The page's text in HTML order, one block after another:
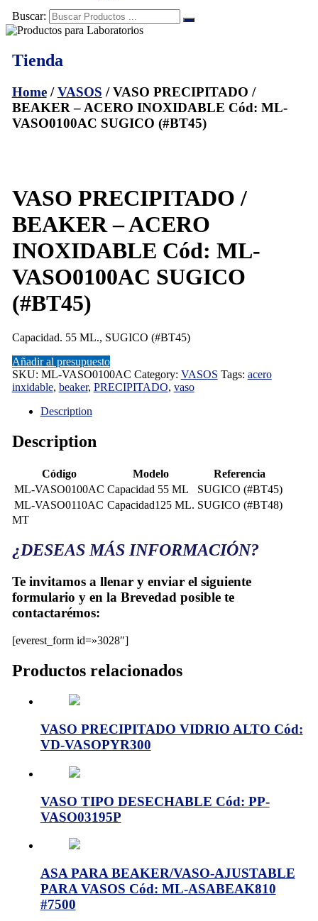
Buscar:
Tienda
Home/VASOS / VASO PRECIPITADO /
BEAKER – ACERO INOXIDABLE Cód: ML-
VASO0100AC SUGICO (#BT45)
VASO PRECIPITADO /
BEAKER – ACERO
INOXIDABLE Cód: ML-
VASO0100AC SUGICO
(#BT45)
Capacidad. 55 ML., SUGICO (#BT45)
Añadir al presupuesto
SKU: ML-VASO0100AC Category: VASOS Tags: acero
inxidable, beaker, PRECIPITADO, vaso
Description
Description
Código Modelo
Referencia
ML-VASO0100AC Capacidad 55 ML
SUGICO (#BT45)
ML-VASO0110AC Capacidad125 ML. SUGICO (#BT48)
MT
¿DESEAS MÁS INFORMACIÓN?
Te invitamos a llenar y enviar el siguiente
formulario y en la Brevedad posible te
contactarémos:
[everest_form id=»3028″]
Productos relacionados
VASO PRECIPITADO VIDRIO ALTO Cód:
VD-VASOPYR300
VASO TIPO DESECHABLE Cód: PP-
VASO03195P
ASA PARA BEAKER/VASO-AJUSTABLE
PARA VASOS Cód: ML-ASABEAK810
#7500